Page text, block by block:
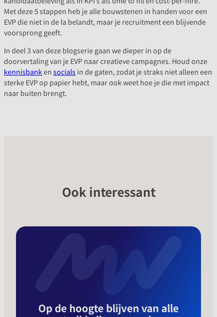
Met deze 5 stappen heb je alle bouwstenen in handen voor een
EVP die niet in de la belandt, maar je recruitment een blijvende
voorsprong geeft.
In deel 3 van deze blogserie gaan we dieper in op de
doorvertaling van je EVP naar creatieve campagnes. Houd onze
kennisbankensocials in de gaten, zodat je straks niet alleen een
sterke EVP op papier hebt, maar ook weet hoe je die met impact
naar buiten brengt.
Ook interessant
Op de hoogte blijven van alle